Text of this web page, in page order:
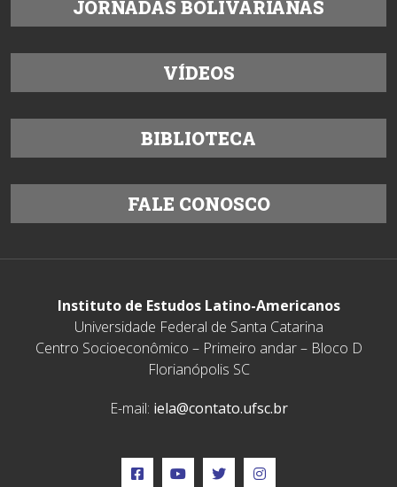
JORNADAS BOLIVARIANAS
VÍDEOS
BIBLIOTECA
FALE CONOSCO
Instituto de Estudos Latino-Americanos
Universidade Federal de Santa Catarina
Centro Socioeconômico – Primeiro andar – Bloco D
Florianópolis SC
E-mail: iela@contato.ufsc.br